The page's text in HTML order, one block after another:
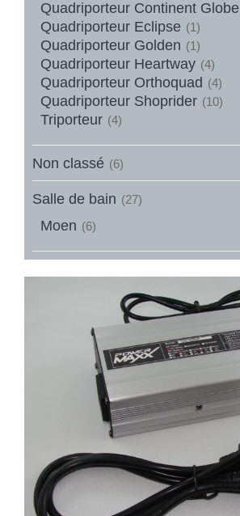
Quadriporteur Continent Globe
Quadriporteur Eclipse (1)
Quadriporteur Golden (1)
Quadriporteur Heartway (4)
Quadriporteur Orthoquad (4)
Quadriporteur Shoprider (10)
Triporteur (4)
Non classé (6)
Salle de bain (27)
Moen (6)